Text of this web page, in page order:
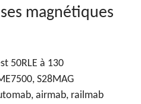
magnétiques
50RLE à 130
S28MAG
airmab, railmab